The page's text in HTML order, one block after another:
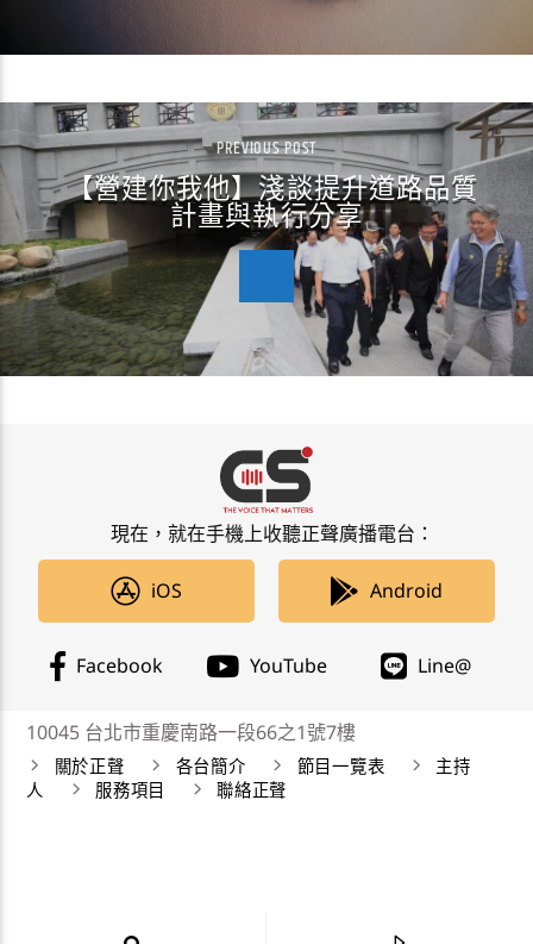
PREVIOUS POST
【營建你我他】淺談提升道路品質
計畫與執行分享
現在，就在手機上收聽正聲廣播電台：
iOS Android
Facebook YouTube Line@
10045 台北市重慶南路一段66之1號7樓
關於正聲
各台簡介 節目一覽表
主持
人
服務項目 聯絡正聲